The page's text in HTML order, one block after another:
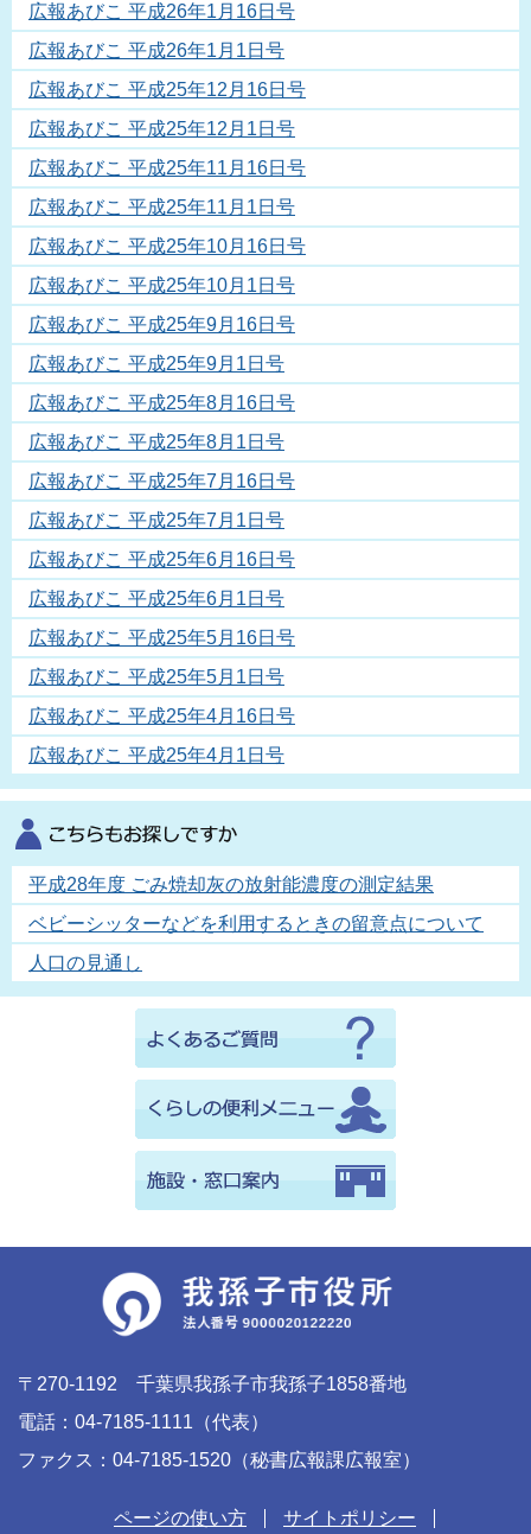
広報あびこ 平成26年1月16日号
広報あびこ 平成26年1月1日号
広報あびこ 平成25年12月16日号
広報あびこ 平成25年12月1日号
広報あびこ 平成25年11月16日号
広報あびこ 平成25年11月1日号
広報あびこ 平成25年10月16日号
広報あびこ 平成25年10月1日号
広報あびこ 平成25年9月16日号
広報あびこ 平成25年9月1日号
広報あびこ 平成25年8月16日号
広報あびこ 平成25年8月1日号
広報あびこ 平成25年7月16日号
広報あびこ 平成25年7月1日号
広報あびこ 平成25年6月16日号
広報あびこ 平成25年6月1日号
広報あびこ 平成25年5月16日号
広報あびこ 平成25年5月1日号
広報あびこ 平成25年4月16日号
広報あびこ 平成25年4月1日号
平成28年度 ごみ焼却灰の放射能濃度の測定結果
ベビーシッターなどを利用するときの留意点について
人口の見通し
〒270-1192 千葉県我孫子市我孫子1858番地
電話：04-7185-1111（代表）
ファクス：04-7185-1520（秘書広報課広報室）
ページの使い方 サイトポリシー